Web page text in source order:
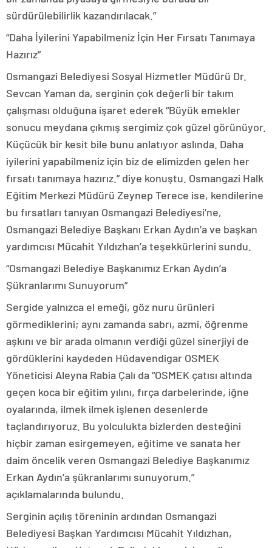
sürdürülebilirlik kazandırılacak.”
“Daha İyilerini Yapabilmeniz İçin Her Fırsatı Tanımaya
Hazırız”
Osmangazi Belediyesi Sosyal Hizmetler Müdürü Dr.
Sevcan Yaman da, serginin çok değerli bir takım
çalışması olduğuna işaret ederek “Büyük emekler
sonucu meydana çıkmış sergimiz çok güzel görünüyor.
Küçücük bir kesit bile bunu anlatıyor aslında. Daha
iyilerini yapabilmeniz için biz de elimizden gelen her
fırsatı tanımaya hazırız.” diye konuştu. Osmangazi Halk
Eğitim Merkezi Müdürü Zeynep Terece ise, kendilerine
bu fırsatları tanıyan Osmangazi Belediyesi’ne,
Osmangazi Belediye Başkanı Erkan Aydın’a ve başkan
yardımcısı Mücahit Yıldızhan’a teşekkürlerini sundu.
“Osmangazi Belediye Başkanımız Erkan Aydın’a
Şükranlarımı Sunuyorum”
Sergide yalnızca el emeği, göz nuru ürünleri
görmediklerini; aynı zamanda sabrı, azmi, öğrenme
aşkını ve bir arada olmanın verdiği güzel sinerjiyi de
gördüklerini kaydeden Hüdavendigar OSMEK
Yöneticisi Aleyna Rabia Çalı da “OSMEK çatısı altında
geçen koca bir eğitim yılını, fırça darbelerinde, iğne
oyalarında, ilmek ilmek işlenen desenlerde
taçlandırıyoruz. Bu yolculukta bizlerden desteğini
hiçbir zaman esirgemeyen, eğitime ve sanata her
daim öncelik veren Osmangazi Belediye Başkanımız
Erkan Aydın’a şükranlarımı sunuyorum.”
açıklamalarında bulundu.
Serginin açılış töreninin ardından Osmangazi
Belediyesi Başkan Yardımcısı Mücahit Yıldızhan,